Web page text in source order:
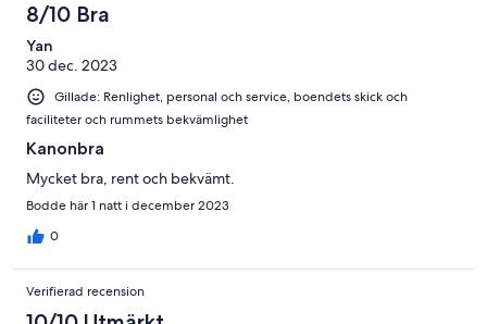
8/10 Bra
Yan
30 dec. 2023
Gillade: Renlighet, personal och service, boendets skick och
faciliteter och rummets bekvämlighet
Kanonbra
Mycket bra, rent och bekvämt.
Bodde här 1 natt i december 2023
0
Verifierad recension